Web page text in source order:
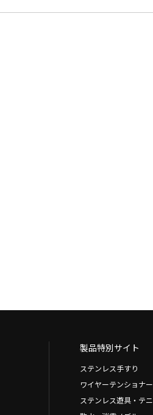
製品特別サイト
ステンレス手すり
ワイヤーテンショナー
ステンレス遊具・テ